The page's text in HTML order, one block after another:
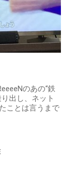
のあの“鉄
出し、ネット
ことは言うまで